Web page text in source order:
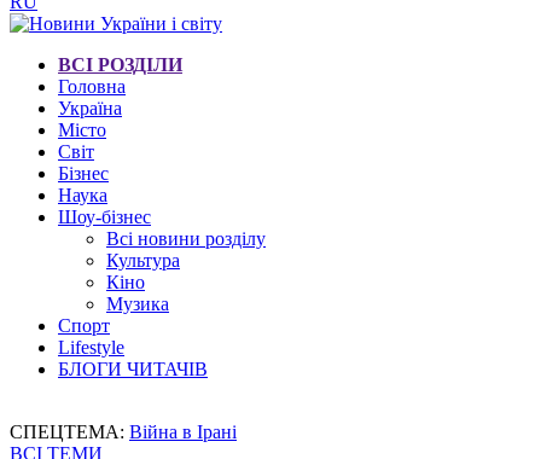
ВСІ РОЗДІЛИ
Головна
Україна
Місто
Світ
Бізнес
Наука
Шоу-бізнес
Всі новини розділу
Культура
Кіно
Музика
Спорт
Lifestyle
БЛОГИ ЧИТАЧІВ
СПЕЦТЕМА: Війна в Ірані
ВСІ ТЕМИ